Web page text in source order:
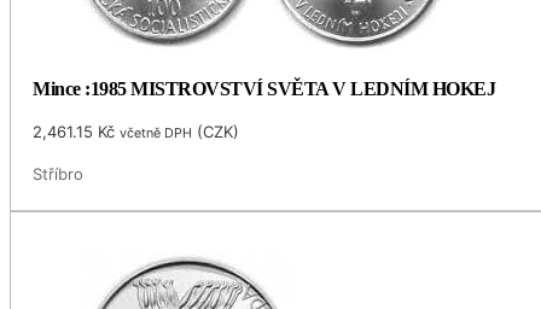
Mince :1985 MISTROVSTVÍ SVĚTA V LEDNÍM HOKEJ
2,461.15 Kč včetně DPH (CZK)
Stříbro